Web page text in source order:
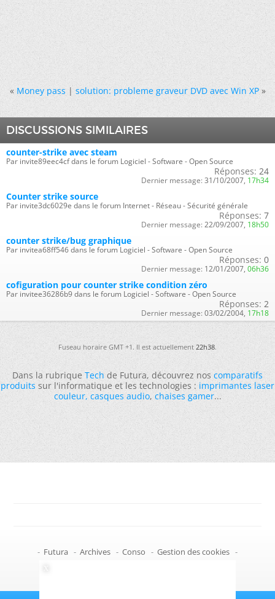
« Money pass|solution: probleme graveur DVD avec Win XP »
DISCUSSIONS SIMILAIRES
counter-strike avec steam
Par invite89eec4cf dans le forum Logiciel - Software - Open Source
Réponses: 24
Dernier message: 31/10/2007, 17h34
Counter strike source
Par invite3dc6029e dans le forum Internet - Réseau - Sécurité générale
Réponses: 7
Dernier message: 22/09/2007, 18h50
counter strike/bug graphique
Par invitea68ff546 dans le forum Logiciel - Software - Open Source
Réponses: 0
Dernier message: 12/01/2007, 06h36
cofiguration pour counter strike condition zéro
Par invitee36286b9 dans le forum Logiciel - Software - Open Source
Réponses: 2
Dernier message: 03/02/2004, 17h18
Fuseau horaire GMT +1. Il est actuellement22h38.
Dans la rubriqueTechde Futura, découvrez noscomparatifs
produitssur l'informatique et les technologies :imprimantes laser
couleur,casques audio,chaises gamer...
- Futura - Archives - Conso - Gestion des cookies -